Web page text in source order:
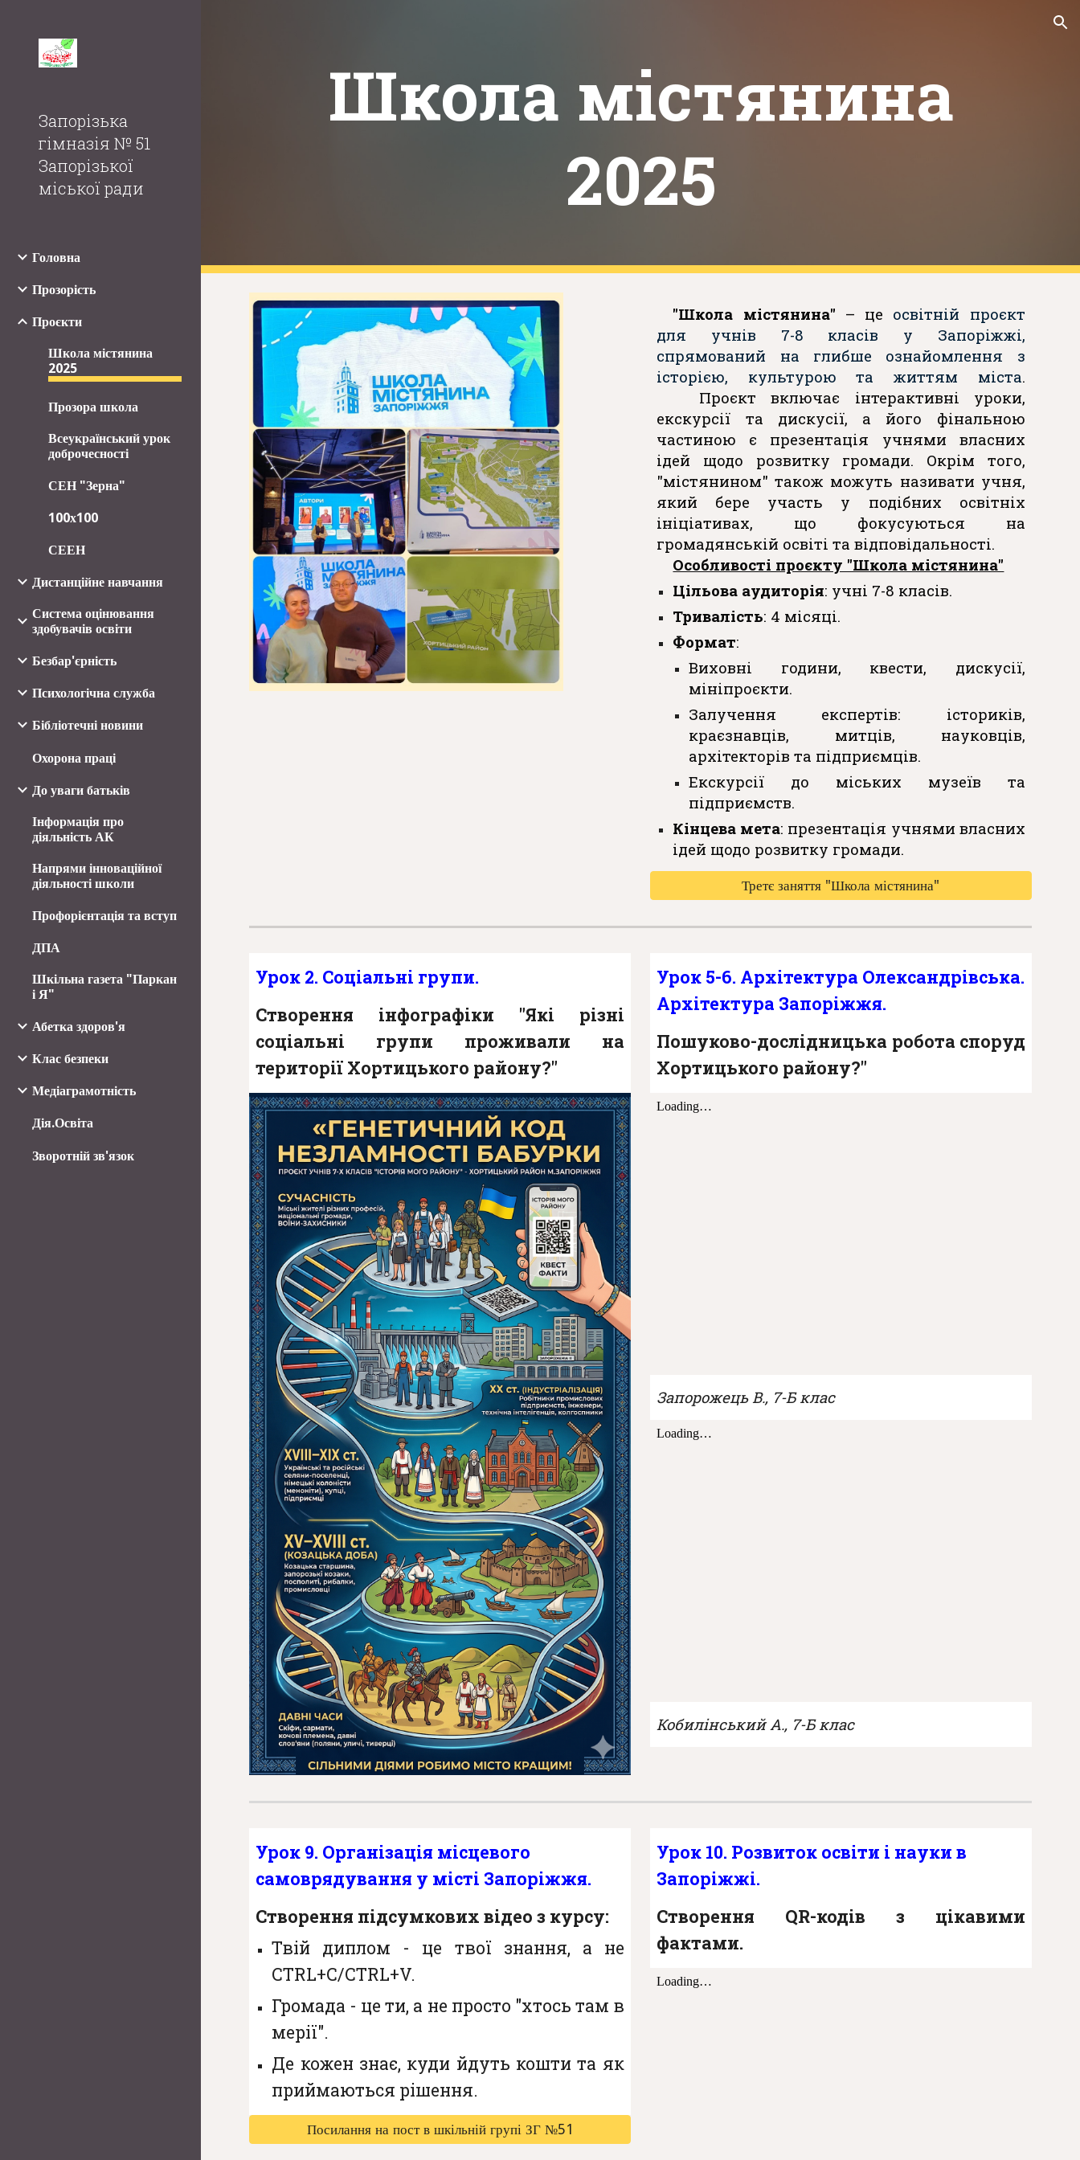
Запорізька
гімназія № 51
Запорізької
міської ради
Головна
Прозорість
Проєкти
Школа містянина
2025
Прозора школа
Всеукраїнський урок
доброчесності
СЕН "Зерна"
100х100
СЕЕН
Дистанційне навчання
Система оцінювання
здобувачів освіти
Безбар'єрність
Психологічна служба
Бібліотечні новини
Охорона праці
До уваги батьків
Інформація про
діяльність АК
Напрями інноваційної
діяльності школи
Профорієнтація та вступ
ДПА
Шкільна газета "Паркан
і Я"
Абетка здоров'я
Клас безпеки
Медіаграмотність
Дія.Освіта
Зворотній зв'язок
Школа містянина
2025
"Школа містянина" – це освітній проєкт
для учнів 7-8 класів у Запоріжжі,
спрямований на глибше ознайомлення з
історією, культурою та життям міста.
Проєкт включає інтерактивні уроки,
екскурсії та дискусії, а його фінальною
частиною є презентація учнями власних
ідей щодо розвитку громади. Окрім того,
"містянином" також можуть називати учня,
який бере участь у подібних освітніх
ініціативах, що фокусуються на
громадянській освіті та відповідальності.
Особливості проєкту "Школа містянина"
Цільова аудиторія: учні 7-8 класів.
Тривалість: 4 місяці.
Формат:
Виховні години, квести, дискусії,
мініпроєкти.
Залучення експертів: істориків,
краєзнавців, митців, науковців,
архітекторів та підприємців.
Екскурсії до міських музеїв та
підприємств.
Кінцева мета: презентація учнями власних
ідей щодо розвитку громади.
Третє заняття "Школа містянина"
Урок 2. Соціальні групи.
Створення інфографіки "Які різні
соціальні групи проживали на
території Хортицького району?"
Урок 5-6. Архітектура Олександрівська.
Архітектура Запоріжжя.
Пошуково-дослідницька робота споруд
Хортицького району?"
Запорожець В., 7-Б клас
Кобилінський А., 7-Б клас
Урок 9. Організація місцевого
самоврядування у місті Запоріжжя.
Створення підсумкових відео з курсу:
Твій диплом - це твої знання, а не
CTRL+C/CTRL+V.
Громада - це ти, а не просто "хтось там в
мерії".
Де кожен знає, куди йдуть кошти та як
приймаються рішення.
Посилання на пост в шкільній групі ЗГ №51
Урок 10. Розвиток освіти і науки в
Запоріжжі.
Створення QR-кодів з цікавими
фактами.